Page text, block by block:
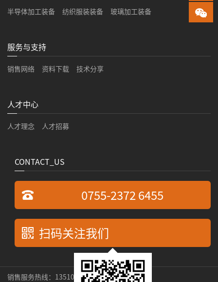
半导体加工装备
纺织服装装备 玻璃加工装备
服务与支持
销售网络 资料下载 技术分享
人才中心
人才理念 人才招募
CONTACT_US
0755-2372 6455
扫码关注我们
销售服务热线：13510269529 张先生